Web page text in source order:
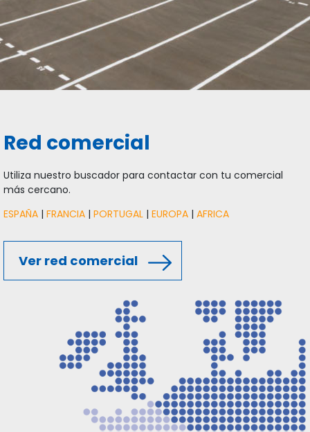
Red comercial
Utiliza nuestro buscador para contactar con tu comercial
más cercano.
ESPAÑA | FRANCIA | PORTUGAL | EUROPA | AFRICA
Ver red comercial